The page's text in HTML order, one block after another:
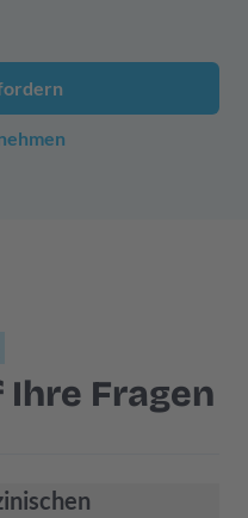
Ihre Fragen